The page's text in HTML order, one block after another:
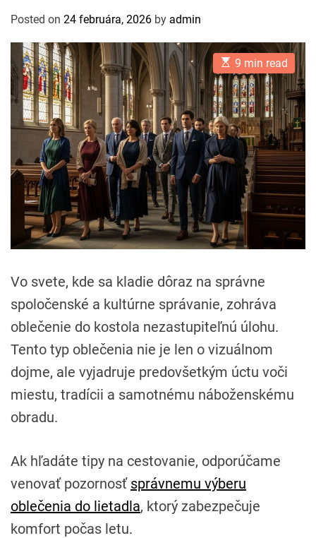
Posted on 24 februára, 2026 by admin
E
s
t
i
m
a
t
e
d
r
e
a
i
m
e
9 min read
Vo svete, kde sa kladie dôraz na správne
spoločenské a kultúrne správanie, zohráva
oblečenie do kostola nezastupiteľnú úlohu.
Tento typ oblečenia nie je len o vizuálnom
dojme, ale vyjadruje predovšetkým úctu voči
miestu, tradícii a samotnému náboženskému
obradu.
Ak hľadáte tipy na cestovanie, odporúčame
venovať pozornosť správnemu výberu
oblečenia do lietadla, ktorý zabezpečuje
komfort počas letu.